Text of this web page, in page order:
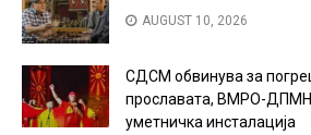
AUGUST 10, 2026
СДСМ обвинува за
прославата, ВМРО-
уметничка инсталација